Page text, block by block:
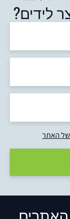
של האתר